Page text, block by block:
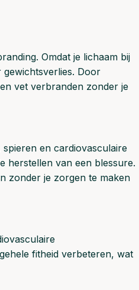
Omdat je lichaam bij
Door
vet verbranden zonder je
en cardiovasculaire
herstellen van een blessure.
zonder je zorgen te maken
fitheid verbeteren, wat